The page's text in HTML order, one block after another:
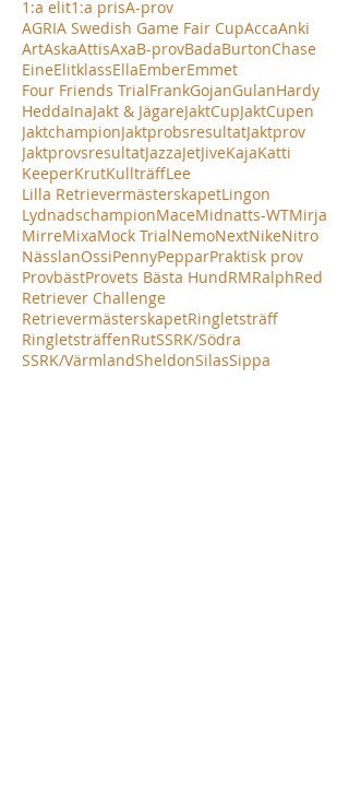
1:a elit1:a prisA-prov
AGRIA Swedish Game Fair CupAccaAnki
ArtAskaAttisAxaB-provBadaBurtonChase
EineElitklassEllaEmberEmmet
Four Friends TrialFrankGojanGulanHardy
HeddaInaJakt & JägareJaktCupJaktCupen
JaktchampionJaktprobsresultatJaktprov
JaktprovsresultatJazzaJetJiveKajaKatti
KeeperKrutKullträffLee
Lilla RetrievermästerskapetLingon
LydnadschampionMaceMidnatts-WTMirja
MirreMixaMock TrialNemoNextNikeNitro
NässlanOssiPennyPepparPraktisk prov
ProvbästProvets Bästa HundRMRalphRed
Retriever Challenge
RetrievermästerskapetRingletsträff
RingletsträffenRutSSRK/Södra
SSRK/VärmlandSheldonSilasSippa